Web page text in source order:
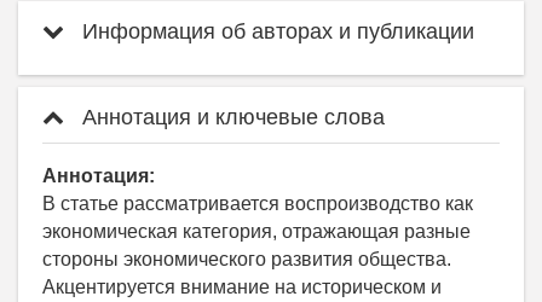
Информация об авторах и публикации
Аннотация и ключевые слова
Аннотация:
В статье рассматривается воспроизводство как
экономическая категория, отражающая разные
стороны экономического развития общества.
Акцентируется внимание на историческом и